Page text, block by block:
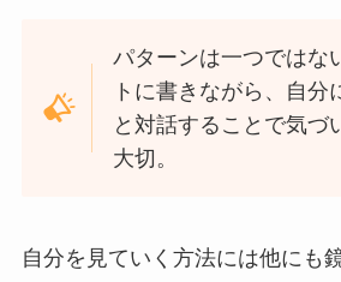
パターンは一つではな
トに書きながら、自分
と対話することで気づ
大切。
自分を見ていく方法には他にも